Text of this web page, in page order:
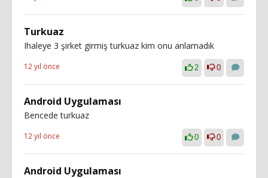
Turkuaz
Ihaleye 3 şirket girmiş turkuaz kim onu anlamadık
12 yıl önce 2 0
Android Uygulaması
Bencede turkuaz
12 yıl önce 0 0
Android Uygulaması